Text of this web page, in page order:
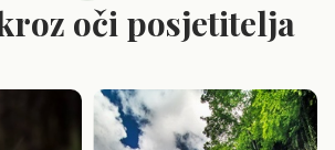
oči posjetitelja